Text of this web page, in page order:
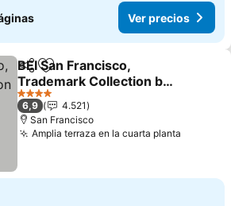
Ver precios
CompartirAgregar a favoritos
BEI San Francisco,
Trademark Collection by
Wyndham
Ver precios
4 Estrellas
6,9
4.521
San Francisco
Amplia terraza en la cuarta planta